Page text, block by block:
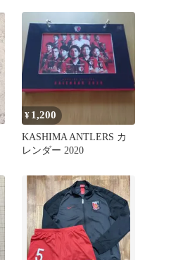
¥ 1,200
KASHIMA ANTLERS カ
レンダー 2020